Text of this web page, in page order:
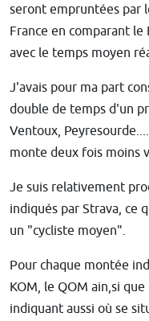
seront empruntées par
France en comparant
avec le temps moyen
J'avais pour ma part
double de temps d'un
Ventoux,
monte deux fois moins
Je suis relativement
indiqués par Strava, ce
un "cycliste moyen".
Pour chaque montée
KOM, le QOM ain,si
indiquant aussi où se